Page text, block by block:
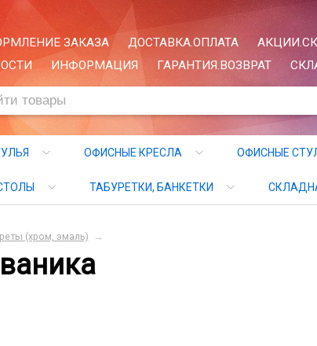
ЗАКАЗА ДОСТАВКА.ОПЛАТА
ИНФОРМАЦИЯ ГАРАНТИЯ.ВОЗВРАТ
ОФИСНЫЕ КРЕСЛА ОФИСНЫЕ
ТАБУРЕТКИ, БАНКЕТКИ
(хром, эмаль) →